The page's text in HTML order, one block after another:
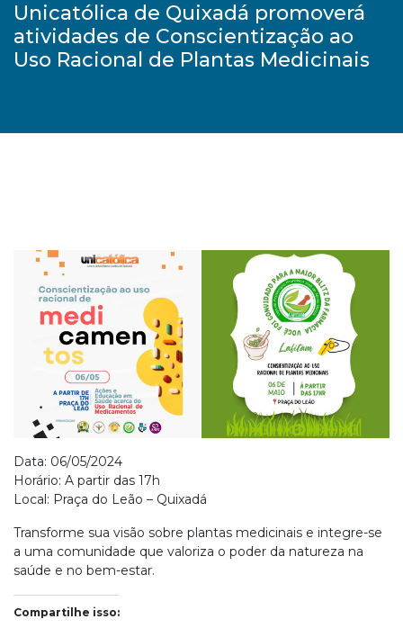
Unicatólica de Quixadá promoverá
atividades de Conscientização ao
Uso Racional de Plantas Medicinais
Data: 06/05/2024
Horário: A partir das 17h
Local: Praça do Leão – Quixadá
Transforme sua visão sobre plantas medicinais e integre-se
a uma comunidade que valoriza o poder da natureza na
saúde e no bem-estar.
Compartilhe isso: